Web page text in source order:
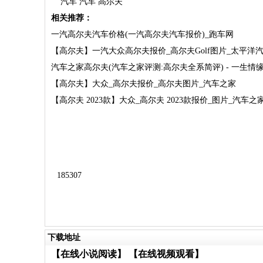
相关推荐：
一汽高尔夫汽车价格(一汽高尔夫汽车报价)_跑车网
【高尔夫】一汽大众高尔夫报价_高尔夫Golf图片_太平洋
汽车之家高尔夫(汽车之家评测:高尔夫全系简评) - 一生情
【高尔夫】大众_高尔夫报价_高尔夫图片_汽车之家
【高尔夫 2023款】大众_高尔夫 2023款报价_图片_汽车之
185307
下载地址
【在线小说阅读】 【在线视频观看】